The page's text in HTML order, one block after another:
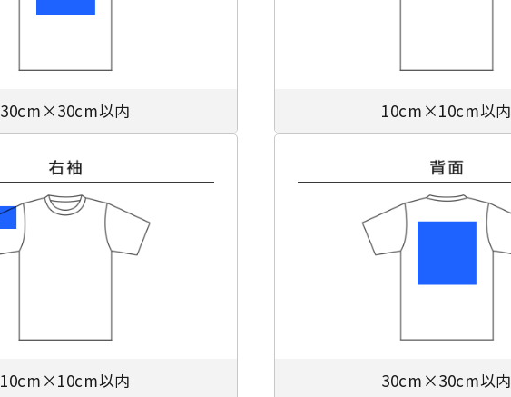
30cm×30cm以内 10cm×10cm以内
10cm×10cm以内 30cm×30cm以内